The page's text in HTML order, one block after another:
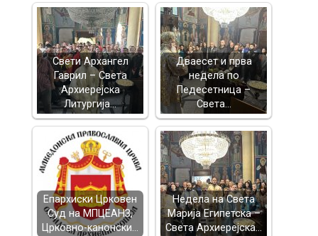
Свети Архангел
Гаврил – Света
Архиерејска
Литургија…
Дваесет и прва
недела по
Педесетница –
Света…
Епархиски Црковен
Суд на МПЦЕАНЗ,
Црковно-канонски…
Недела на Света
Марија Египетска –
Света Архиерејска…